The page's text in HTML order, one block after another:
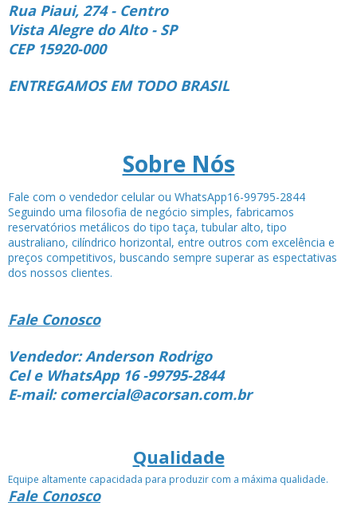
Rua Piaui, 274 - Centro
Vista Alegre do Alto - SP
CEP 15920-000
ENTREGAMOS EM TODO BRASIL
Sobre Nós
Fale com o vendedor celular ou WhatsApp16-99795-2844
Seguindo uma filosofia de negócio simples, fabricamos
reservatórios metálicos do tipo taça, tubular alto, tipo
australiano, cilíndrico horizontal, entre outros com excelência e
preços competitivos, buscando sempre superar as espectativas
dos nossos clientes.
Fale Conosco
Vendedor: Anderson Rodrigo
Cel e WhatsApp 16 -99795-2844
E-mail: comercial@acorsan.com.br
Qualidade
Equipe altamente capacidada para produzir com a máxima qualidade.
Fale Conosco